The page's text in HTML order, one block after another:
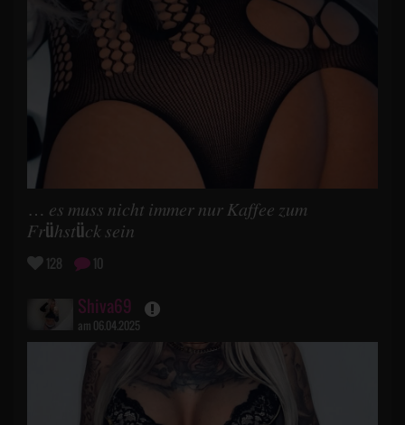
… 𝑒𝑠 𝑚𝑢𝑠𝑠 𝑛𝑖𝑐ℎ𝑡 𝑖𝑚𝑚𝑒𝑟 𝑛𝑢𝑟 𝐾𝑎𝑓𝑓𝑒𝑒 𝑧𝑢𝑚
𝐹𝑟üℎ𝑠𝑡ü𝑐𝑘 𝑠𝑒𝑖𝑛
128 10
Shiva69
am 06.04.2025